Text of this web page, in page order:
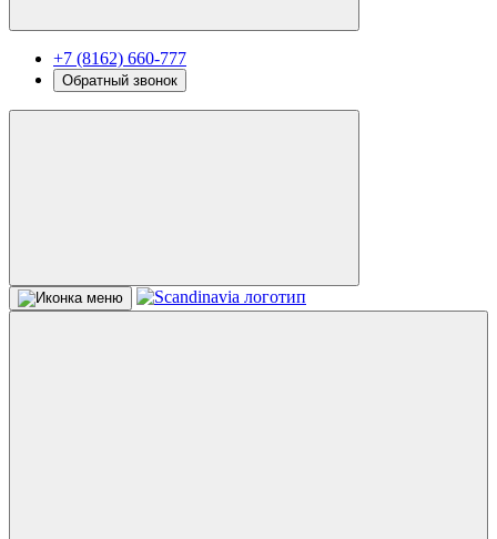
+7 (8162) 660-777
Обратный звонок